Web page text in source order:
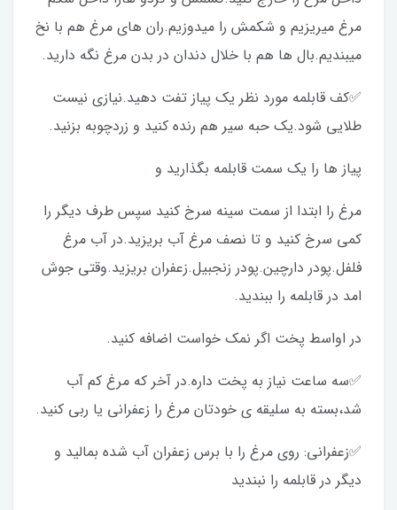
مرغ میریزیم و شکمش را میدوزیم.ران های مرغ هم با نخ
میبندیم.بال ها هم با خلال دندان در بدن مرغ نگه دارید.
✅کف قابلمه مورد نظر یک پیاز تفت دهید.نیازی نیست
طلایی شود.یک حبه سیر هم رنده کنید و زردچوبه بزنید.
پیاز ها را یک سمت قابلمه بگذارید و
مرغ را ابتدا از سمت سینه سرخ کنید سپس طرف دیگر را
کمی سرخ کنید و تا نصف مرغ آب بریزید.در آب مرغ
فلفل.پودر دارچین.پودر زنجبیل.زعفران بریزید.وقتی جوش
امد در قابلمه را ببندید.
در اواسط پخت اگر نمک خواست اضافه کنید.
✅سه ساعت نیاز به پخت داره.در آخر که مرغ کم آب
شد،بسته به سلیقه ی خودتان مرغ را زعفرانی یا ربی کنید.
✅زعفرانی: روی مرغ را با برس زعفران آب شده بمالید و
دیگر در قابلمه را نبندید